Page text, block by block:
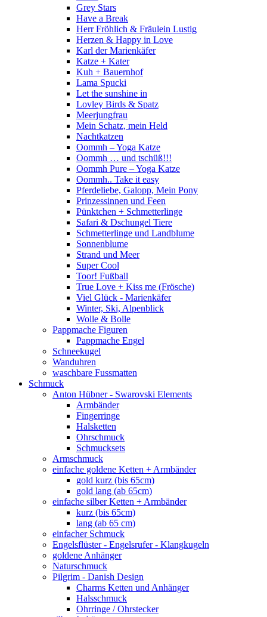
Grey Stars
Have a Break
Herr Fröhlich & Fräulein Lustig
Herzen & Happy in Love
Karl der Marienkäfer
Katze + Kater
Kuh + Bauernhof
Lama Spucki
Let the sunshine in
Lovley Birds & Spatz
Meerjungfrau
Mein Schatz, mein Held
Nachtkatzen
Oommh – Yoga Katze
Oommh … und tschüß!!!
Oommh Pure – Yoga Katze
Oommh.. Take it easy
Pferdeliebe, Galopp, Mein Pony
Prinzessinnen und Feen
Pünktchen + Schmetterlinge
Safari & Dschungel Tiere
Schmetterlinge und Landblume
Sonnenblume
Strand und Meer
Super Cool
Toor! Fußball
True Love + Kiss me (Frösche)
Viel Glück - Marienkäfer
Winter, Ski, Alpenblick
Wolle & Bolle
Pappmache Figuren
Pappmache Engel
Schneekugel
Wanduhren
waschbare Fussmatten
Schmuck
Anton Hübner - Swarovski Elements
Armbänder
Fingerringe
Halsketten
Ohrschmuck
Schmucksets
Armschmuck
einfache goldene Ketten + Armbänder
gold kurz (bis 65cm)
gold lang (ab 65cm)
einfache silber Ketten + Armbänder
kurz (bis 65cm)
lang (ab 65 cm)
einfacher Schmuck
Engelsflüster - Engelsrufer - Klangkugeln
goldene Anhänger
Naturschmuck
Pilgrim - Danish Design
Charms Ketten und Anhänger
Halsschmuck
Ohrringe / Ohrstecker